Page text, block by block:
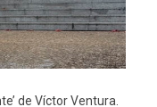
de Víctor Ventura.